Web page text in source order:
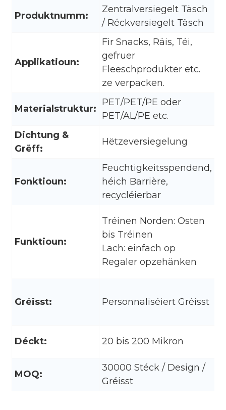
Produktnumm:
Zentralversiegelt Täsch
/ Réckversiegelt Täsch
Applikatioun:
Fir Snacks, Räis, Téi,
gefruer
Fleeschprodukter etc.
ze verpacken.
Materialstruktur:
PET/PET/PE oder
PET/AL/PE etc.
Dichtung &
Grëff:
Hëtzeversiegelung
Fonktioun:
Feuchtigkeitsspendend,
héich Barrière,
recycléierbar
Funktioun:
Tréinen Norden: Osten
bis Tréinen
Lach: einfach op
Regaler opzehänken
Gréisst: Personnaliséiert Gréisst
Déckt: 20 bis 200 Mikron
MOQ:
30000 Stéck / Design /
Gréisst